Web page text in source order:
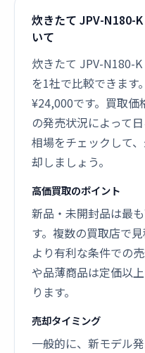
炊きたて JPV-N180-
いて
炊きたて JPV-N180-
を1社で比較できます
¥24,000です。買取価
の発売状況によって
相場をチェックして
却しましょう。
高価買取のポイント
新品・未開封品は最
す。複数の買取店で
より有利な条件での
や品薄商品は定価以
ります。
売却タイミング
一般的に、新モデル